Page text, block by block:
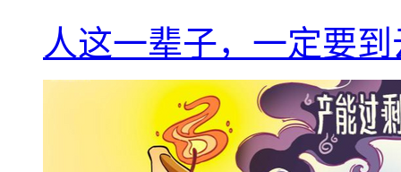
人这一辈子，一定要